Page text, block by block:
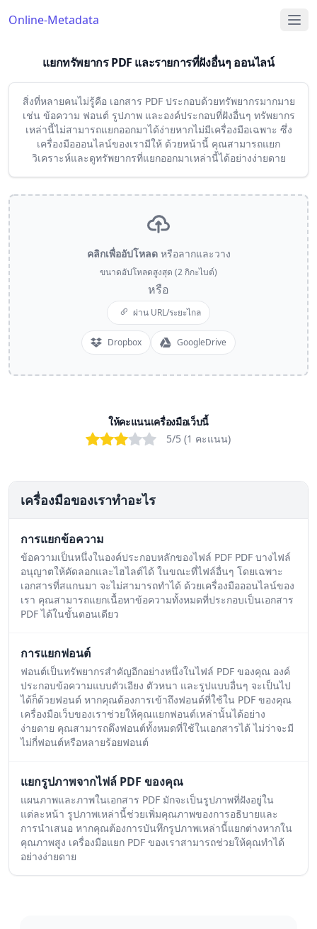
Online-Metadata
แยกทรัพยากร PDF และรายการที่ฝังอื่นๆ ออนไลน์
สิ่งที่หลายคนไม่รู้คือ เอกสาร PDF ประกอบด้วยทรัพยากรมากมาย
เช่น ข้อความ ฟอนต์ รูปภาพ และองค์ประกอบที่ฝังอื่นๆ ทรัพยากร
เหล่านี้ไม่สามารถแยกออกมาได้ง่ายหากไม่มีเครื่องมือเฉพาะ ซึ่ง
เครื่องมือออนไลน์ของเรามีให้ ด้วยหน้านี้ คุณสามารถแยก
วิเคราะห์และดูทรัพยากรที่แยกออกมาเหล่านี้ได้อย่างง่ายดาย
คลิกเพื่ออัปโหลด หรือลากและวาง
ขนาดอัปโหลดสูงสุด (2 กิกะไบต์)
หรือ
ผ่าน URL/ระยะไกล
Dropbox GoogleDrive
ให้คะแนนเครื่องมือเว็บนี้
BadPoorOKGoodExcellent
5/5 (1 คะแนน)
เครื่องมือของเราทำอะไร
การแยกข้อความ
ข้อความเป็นหนึ่งในองค์ประกอบหลักของไฟล์ PDF PDF บางไฟล์
อนุญาตให้คัดลอกและไฮไลต์ได้ ในขณะที่ไฟล์อื่นๆ โดยเฉพาะ
เอกสารที่สแกนมา จะไม่สามารถทำได้ ด้วยเครื่องมือออนไลน์ของ
เรา คุณสามารถแยกเนื้อหาข้อความทั้งหมดที่ประกอบเป็นเอกสาร
PDF ได้ในขั้นตอนเดียว
การแยกฟอนต์
ฟอนต์เป็นทรัพยากรสำคัญอีกอย่างหนึ่งในไฟล์ PDF ของคุณ องค์
ประกอบข้อความแบบตัวเอียง ตัวหนา และรูปแบบอื่นๆ จะเป็นไป
ได้ก็ด้วยฟอนต์ หากคุณต้องการเข้าถึงฟอนต์ที่ใช้ใน PDF ของคุณ
เครื่องมือเว็บของเราช่วยให้คุณแยกฟอนต์เหล่านั้นได้อย่าง
ง่ายดาย คุณสามารถดึงฟอนต์ทั้งหมดที่ใช้ในเอกสารได้ ไม่ว่าจะมี
ไม่กี่ฟอนต์หรือหลายร้อยฟอนต์
แยกรูปภาพจากไฟล์ PDF ของคุณ
แผนภาพและภาพในเอกสาร PDF มักจะเป็นรูปภาพที่ฝังอยู่ใน
แต่ละหน้า รูปภาพเหล่านี้ช่วยเพิ่มคุณภาพของการอธิบายและ
การนำเสนอ หากคุณต้องการบันทึกรูปภาพเหล่านี้แยกต่างหากใน
คุณภาพสูง เครื่องมือแยก PDF ของเราสามารถช่วยให้คุณทำได้
อย่างง่ายดาย